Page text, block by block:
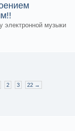
электронной музыки
2 3 22 →